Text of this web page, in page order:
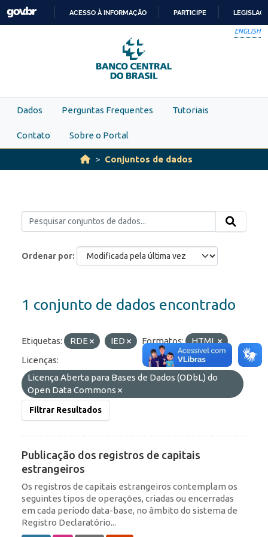
Skip to main content
PARA
O
CONTEÚDO
ACESSO À INFORMAÇÃO PARTICIPE
ENGLISH
Dados Perguntas Frequentes Tutoriais
Contato Sobre o Portal
Conjuntos de dados
Ordenar por
1 conjunto de dados encontrado
Etiquetas: RDE IED Formatos:
HTML
Licenças:
Licença Aberta para Bases de Dados (ODbL) do
Open Data Commons
Filtrar Resultados
Publicação dos registros de capitais
estrangeiros
Os registros de capitais estrangeiros contemplam os
seguintes tipos de operações, criadas ou encerradas
em cada período data-base, no âmbito do sistema de
Registro Declaratório...